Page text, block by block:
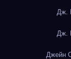
Дж.
Дж.
Джейн